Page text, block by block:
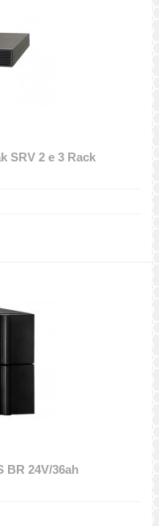
SRV 2 e 3 Rack
BR 24V/36ah